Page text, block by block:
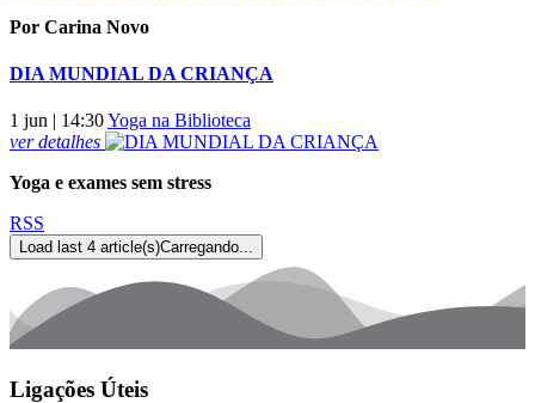
Por Carina Novo
DIA MUNDIAL DA CRIANÇA
1 jun | 14:30Yoga na Biblioteca
ver detalhes
Yoga e exames sem stress
RSS
Load last 4 article(s)Carregando...
Ligações Úteis